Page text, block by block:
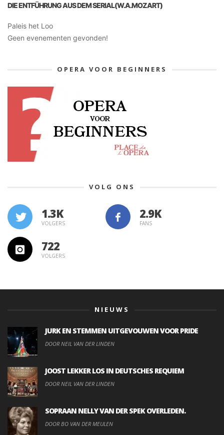
DIE ENTFÜHRUNG AUS DEM SERIAL(W.A.MOZART)
Paleis het Loo
Geen evenementen gevonden!
OPERA VOOR BEGINNERS
VOLG ONS
1.3K
VOLGERS FANS
722
VOLGERS
NIEUWS
JURK EN STEMMEN UITGEVOUWEN VOOR PRIDE
DOOR NEIL VAN DER LINDEN
JOOST LEKKER LOS IN DEUTSCHES REQUIEM
DOOR NEIL VAN DER LINDEN
SOPRAAN NELLY VAN DER SPEK OVERLEDEN.
DOOR BO VAN DER MEULEN